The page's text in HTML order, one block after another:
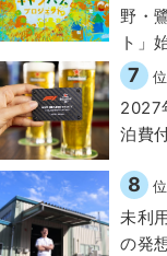
野・
ト」
7 位
2027
泊費
8 位
未利
の発